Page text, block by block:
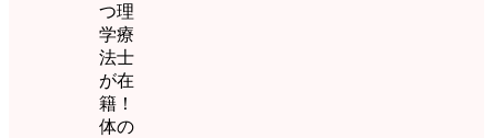
つ理
学療
法士
が在
籍！
体の